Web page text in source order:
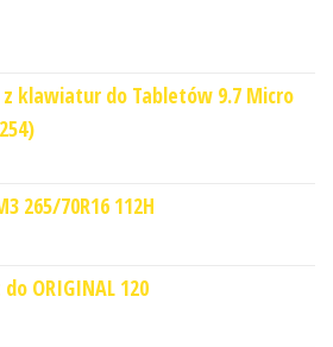
z klawiatur do Tabletów 9.7 Micro
265/70R16 112H
ORIGINAL 120